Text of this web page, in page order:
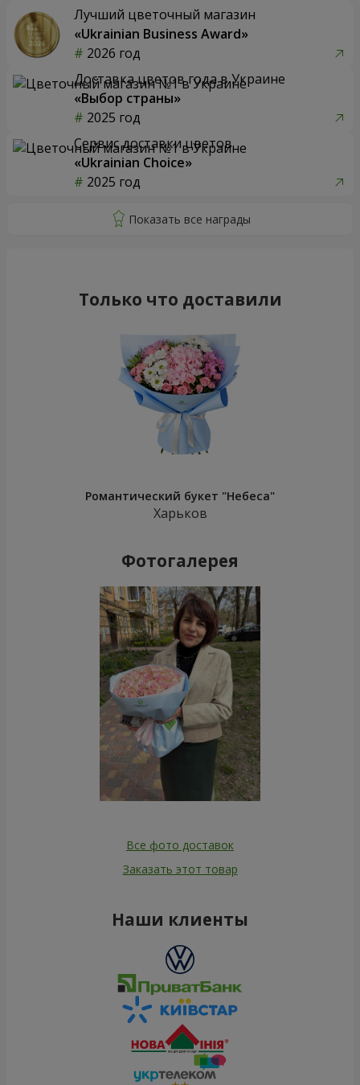
Лучший цветочный магазин
«Ukrainian Business Award»
2026 год
Доставка цветов года в Украине
«Выбор страны»
2025 год
Сервис доставки цветов
«Ukrainian Choice»
2025 год
Только что доставили
Романтический букет "Небеса"
Харьков
Фотогалерея
Все фото доставок
Заказать этот товар
Наши клиенты